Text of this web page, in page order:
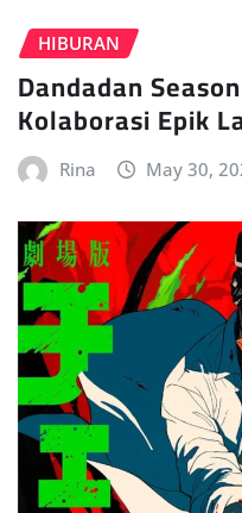
HIBURAN
Dandadan
Kolaborasi Epik
Rina May 30,